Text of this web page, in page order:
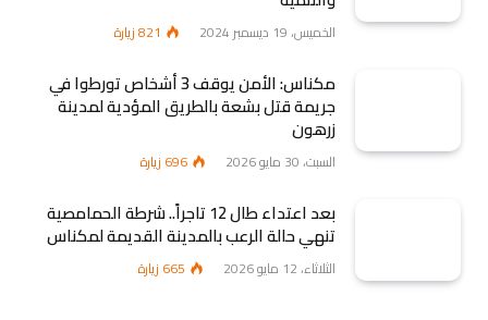
الخميس، 19 ديسمبر 2024 821زيارة
مكناس: الأمن يوقف 3 أشخاص تورطوا في
جريمة قتل بشعة بالطريق المؤدية لمدينة
زرهون
السبت، 30 مايو 2026 696 زيارة
بعد اعتداء طال 12 تاجراً.. شرطة الحمامصية
تنهي حالة الرعب بالمدينة القديمة لمكناس
الثلاثاء، 12 مايو 2026 665 زيارة